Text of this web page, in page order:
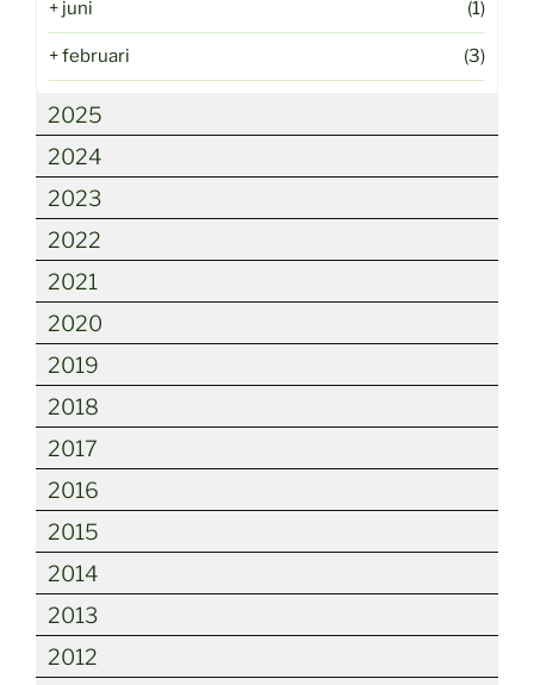
+ juni (1)
+februari (3)
2025
2024
2023
2022
2021
2020
2019
2018
2017
2016
2015
2014
2013
2012